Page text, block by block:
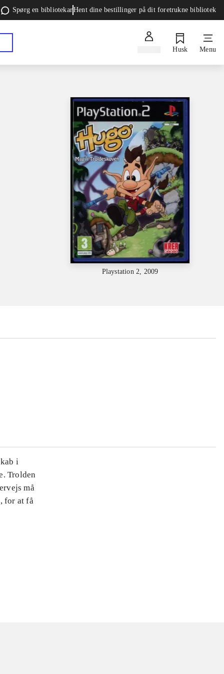
Spørg en bibliotekarHent dine bestillinger på dit foretrukne bibliotek
Husk Menu
Playstation 2, 2009
i
Trolden
må
for at få